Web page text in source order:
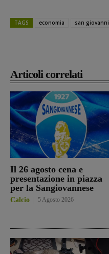
Articoli correlati
Il 26 agosto cena e
presentazione in piazza
per la Sangiovannese
Calcio 5 Agosto 2026
TAGS economia san giovanni